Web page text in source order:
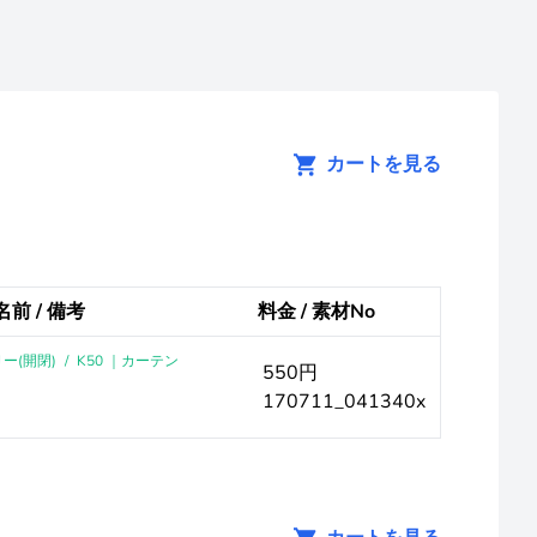
カートを見る
前 / 備考 料金 / 素材No
(開閉) / K50 ｜カーテン
550円
170711_041340x